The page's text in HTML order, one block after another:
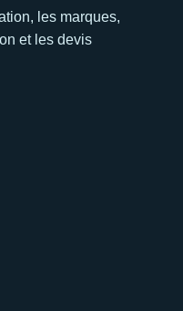
les marques,
et les devis